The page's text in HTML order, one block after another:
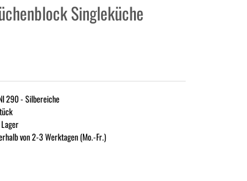
Singleküche
290 - Silbereiche
von 2-3 Werktagen (Mo.-Fr.)